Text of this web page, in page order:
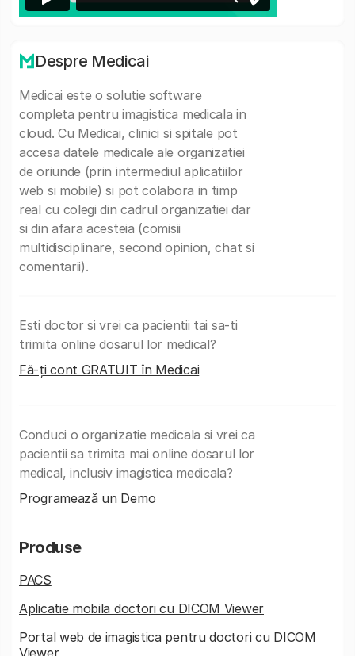
Despre Medicai
Medicai este o solutie software
completa pentru imagistica medicala in
cloud. Cu Medicai, clinici si spitale pot
accesa datele medicale ale organizatiei
de oriunde (prin intermediul aplicatiilor
web si mobile) si pot colabora in timp
real cu colegi din cadrul organizatiei dar
si din afara acesteia (comisii
multidisciplinare, second opinion, chat si
comentarii).
Esti doctor si vrei ca pacientii tai sa-ti
trimita online dosarul lor medical?
Fă-ți cont GRATUIT în Medicai
Conduci o organizatie medicala si vrei ca
pacientii sa trimita mai online dosarul lor
medical, inclusiv imagistica medicala?
Programează un Demo
Produse
PACS
Aplicatie mobila doctori cu DICOM Viewer
Portal web de imagistica pentru doctori cu DICOM
Viewer